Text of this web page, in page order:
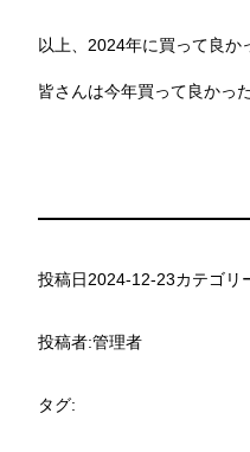
以上、 2024年に買って良か
皆さんは今年買って良かっ
投稿日2024-12-23カテゴリ
投稿者:管理者
タグ: